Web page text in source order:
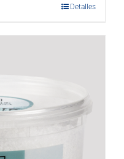
Detalles